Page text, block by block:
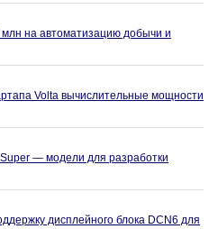
на автоматизацию добычи и
Volta вычислительные мощности
— модели для разработки
дисплейного блока DCN6 для